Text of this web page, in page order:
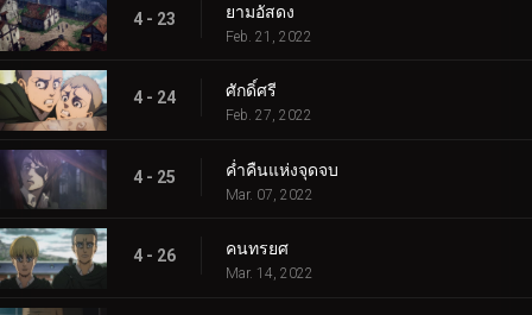
4 - 23 ยามอัสดง
Feb. 21, 2022
4 - 24 ศักดิ์ศรี
Feb. 27, 2022
4 - 25 ค่ำคืนแห่งจุดจบ
Mar. 07, 2022
4 - 26 คนทรยศ
Mar. 14, 2022